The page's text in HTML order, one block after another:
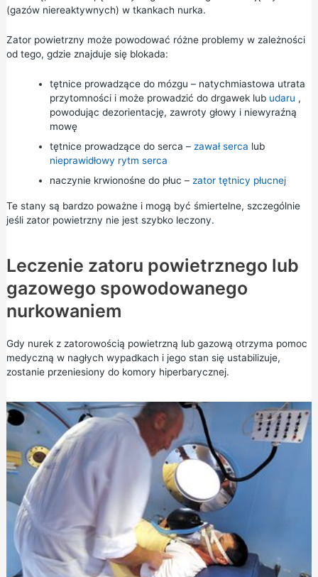
(gazów niereaktywnych) w tkankach nurka.
Zator powietrzny może powodować różne problemy w zależności
od tego, gdzie znajduje się blokada:
tętnice prowadzące do mózgu – natychmiastowa utrata
przytomności i może prowadzić do drgawek lub udaru ,
powodując dezorientację, zawroty głowy i niewyraźną
mowę
tętnice prowadzące do serca – zawał serca lub
nieprawidłowy rytm serca
naczynie krwionośne do płuc – zator tętnicy płucnej
Te stany są bardzo poważne i mogą być śmiertelne, szczególnie
jeśli zator powietrzny nie jest szybko leczony.
Leczenie zatoru powietrznego lub
gazowego spowodowanego
nurkowaniem
Gdy nurek z zatorowością powietrzną lub gazową otrzyma pomoc
medyczną w nagłych wypadkach i jego stan się ustabilizuje,
zostanie przeniesiony do komory hiperbarycznej.